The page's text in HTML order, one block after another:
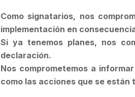
Como signatarios, nos
implementación en
Si ya tenemos planes, nos
declaración.
Nos comprometemos a
como las acciones que se están